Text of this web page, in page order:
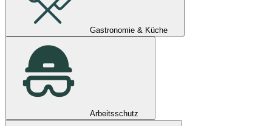
Gastronomie & Küche
Arbeitsschutz